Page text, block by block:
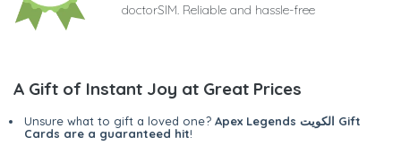
doctorSIM. Reliable and hassle-free
A Gift of Instant Joy at Great Prices
Unsure what to gift a loved one? Apex Legends الكويت Gift
Cards are a guaranteed hit!